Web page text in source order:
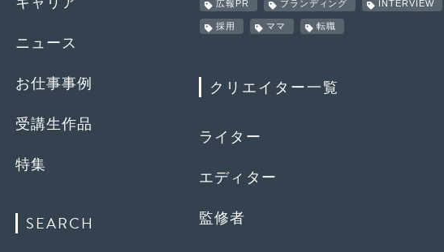
ニュース
お仕事事例
受講生作品
特集
SEARCH
広報PR ブランディング INTERVIEW
採用 ママ 転職
クリエイター一覧
ライター
エディター
監修者